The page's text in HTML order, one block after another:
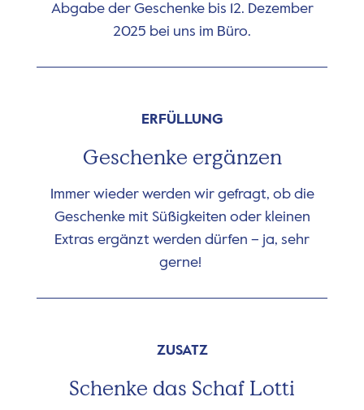
Abgabe der Geschenke bis 12. Dezember
2025 bei uns im Büro.
ERFÜLLUNG
Geschenke ergänzen
Immer wieder werden wir gefragt, ob die
Geschenke mit Süßigkeiten oder kleinen
Extras ergänzt werden dürfen – ja, sehr
gerne!
ZUSATZ
Schenke das Schaf Lotti